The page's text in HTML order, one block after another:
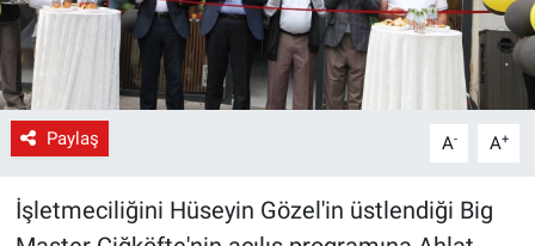
Paylaş A- A+
İşletmeciliğini Hüseyin Gözel'in üstlendiği Big
Siyaset
Spor
Yerel